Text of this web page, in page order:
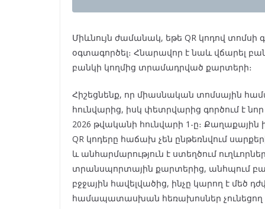
Միևնույն ժամանակ, եթե QR կոդով տոմսի
օգտագործել։ Հնարավոր է նաև վճարել
բանկի կողմից տրամադրված քարտերի։
Հիշեցնենք, որ միասնական տոմսային
հունվարից, իսկ փետրվարից գործում է
2026 թվականի հունվարի 1-ը։ Քաղաքային
QR կոդերը հաճախ չեն ընթեռնվում
և անհարմարություն է ստեղծում
տրանսպորտային քարտերից, անհպում
բջջային հավելվածից, ինչը կարող է մեծ
համապատասխան հեռախոսներ չունեցող